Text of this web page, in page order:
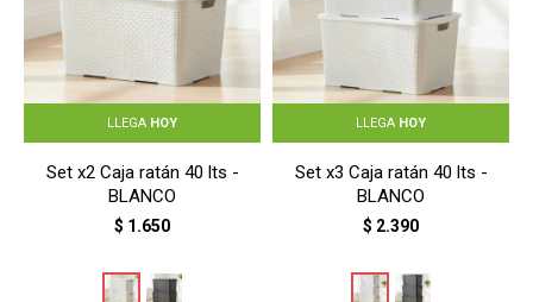
LLEGA HOY
Set x2 Caja ratán 40 lts -
BLANCO
$ 1.650
LLEGA HOY
Set x3 Caja ratán 40 lts -
BLANCO
$ 2.390